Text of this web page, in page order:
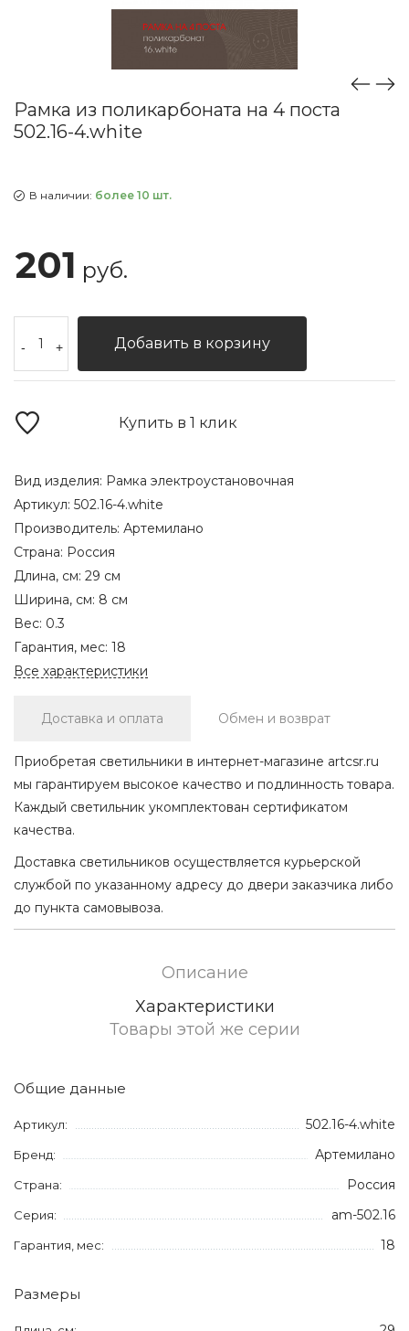
Рамка из поликарбоната на 4 поста
502.16-4.white
В наличии: более 10 шт.
201 руб.
- + Добавить в корзину
Купить в 1 клик
Вид изделия: Рамка электроустановочная
Артикул: 502.16-4.white
Производитель: Артемилано
Страна: Россия
Длина, см: 29 см
Ширина, см: 8 см
Вес: 0.3
Гарантия, мес: 18
Все характеристики
Доставка и оплата Обмен и возврат
Приобретая светильники в интернет-магазине artcsr.ru
мы гарантируем высокое качество и подлинность товара.
Каждый светильник укомплектован сертификатом
качества.
Доставка светильников осуществляется курьерской
службой по указанному адресу до двери заказчика либо
до пункта самовывоза.
Описание
Характеристики
Товары этой же серии
Общие данные
Артикул: 502.16-4.white
Бренд: Артемилано
Страна: Россия
Серия: am-502.16
Гарантия, мес: 18
Размеры